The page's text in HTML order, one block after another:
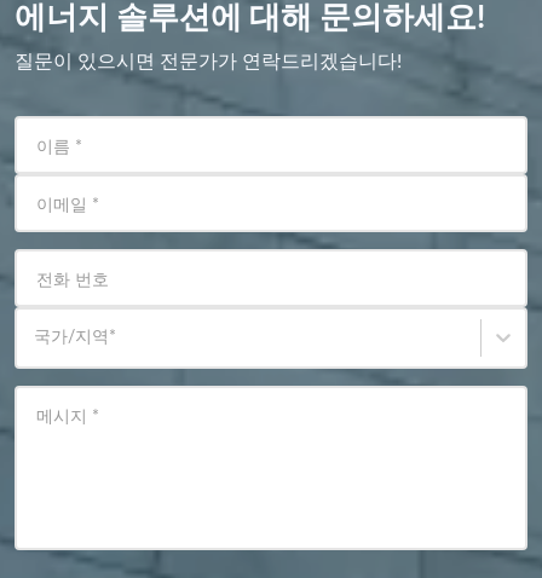
에너지 솔루션에 대해 문의하세요!
질문이 있으시면 전문가가 연락드리겠습니다!
이름 *
이메일 *
전화 번호
국가/지역 *
메시지 *